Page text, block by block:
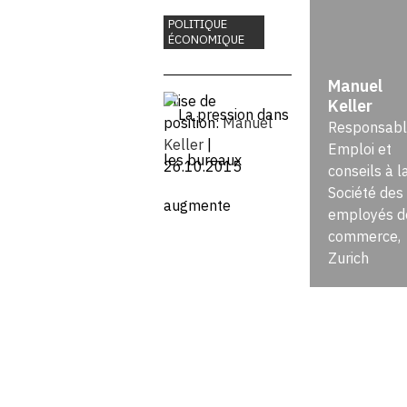
dans les
bureaux
augmente
POLITIQUE
ÉCONOMIQUE
Prise de
position:Manuel
Keller
26.10.2015
Manuel
Keller
Emploi et
conseils à
Société des
employés
commerce,
Zurich